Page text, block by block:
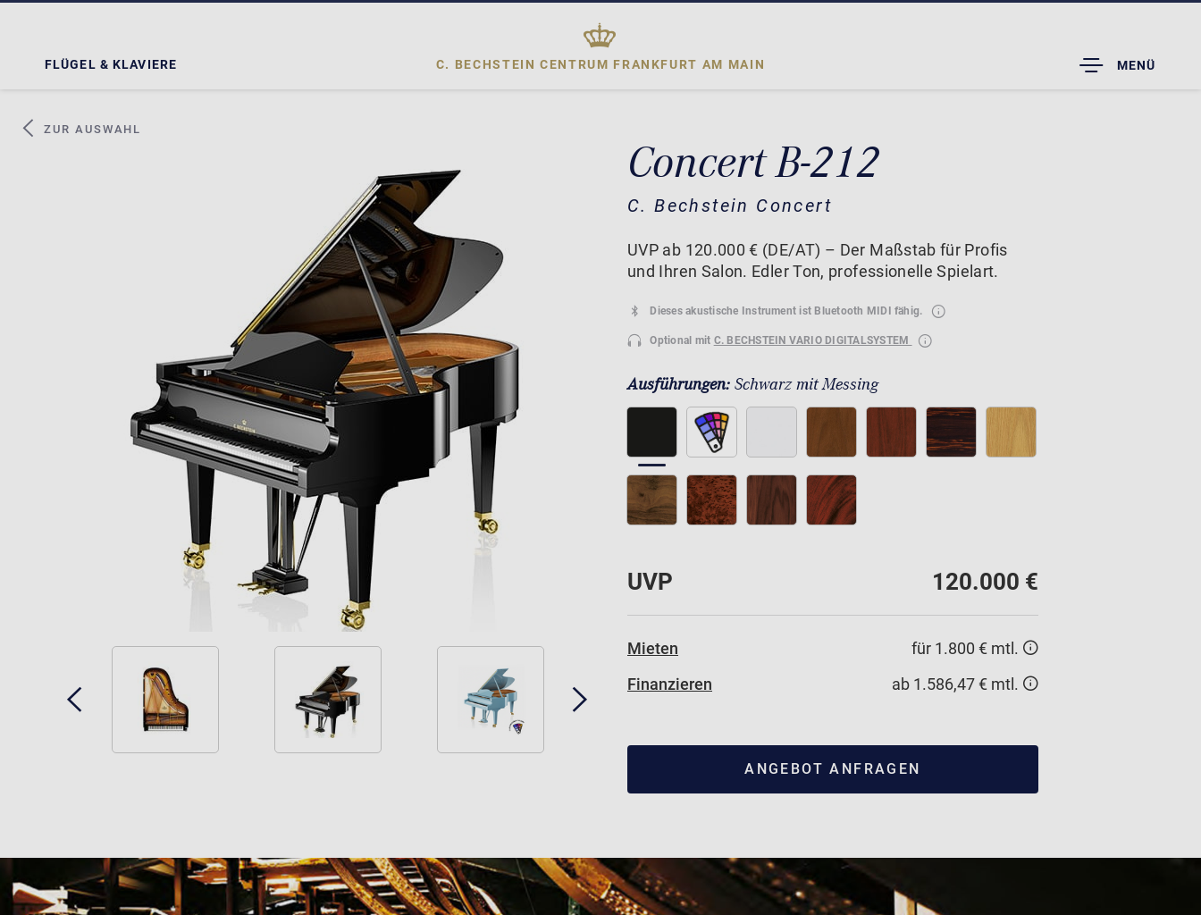
FLÜGEL & KLAVIERE C. BECHSTEIN CENTRUM FRANKFURT AM MAIN
TOGGLE
DROPDOWN
MENÜ
ZUR AUSWAHL
Concert B-212
C. Bechstein Concert
UVP ab 120.000 € (DE/AT) – Der Maßstab für Profis
und Ihren Salon. Edler Ton, professionelle Spielart.
Dieses akustische Instrument ist Bluetooth MIDI fähig.
Optional mit C. BECHSTEIN VARIO DIGITALSYSTEM
Ausführungen: Schwarz mit Messing
UVP 120.000 €
Mieten
für 1.800 € mtl.
Finanzieren
ab 1.586,47 € mtl.
ANGEBOT ANFRAGEN